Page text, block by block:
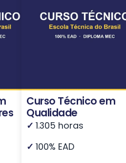
Curso Técnico em
Qualidade
✓ 1.305 horas
✓ 100% EAD